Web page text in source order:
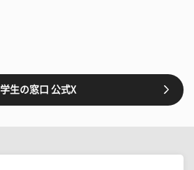
学生の窓口 公式X